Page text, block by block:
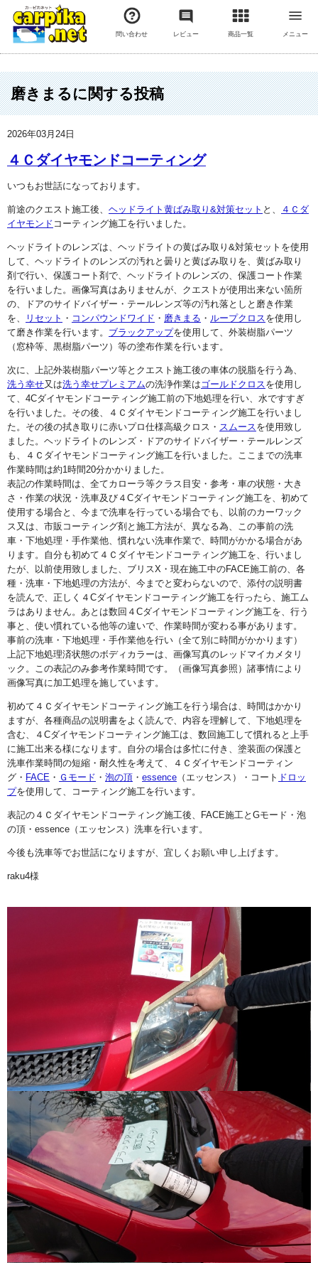
問い合わせ レビュー 商品一覧 メニュー
磨きまるに関する投稿
2026年03月24日
４Ｃダイヤモンドコーティング
いつもお世話になっております。
前途のクエスト施工後、 ヘッドライト黄ばみ取り&対策セット と、
４Ｃダ
イヤモンド コーティング施工を行いました。
ヘッドライトのレンズは、ヘッドライトの黄ばみ取り&対策セットを使用
して、ヘッドライトのレンズの汚れと曇りと黄ばみ取りを、黄ばみ取り
剤で行い、保護コート剤で、ヘッドライトのレンズの、保護コート作業
を行いました。画像写真はありませんが、クエストが使用出来ない箇所
の、ドアのサイドバイザー・テールレンズ等の汚れ落としと磨き作業
を、
リセット ・ コンパウンドワイド ・ 磨きまる ・ ループクロス を使用し
て磨き作業を行います。 ブラックアップを使用して、外装樹脂パーツ
（窓枠等、黒樹脂パーツ）等の塗布作業を行います。
次に、上記外装樹脂パーツ等とクエスト施工後の車体の脱脂を行う為、
洗う幸せ又は洗う幸せプレミアムの洗浄作業は ゴールドクロス を使用し
て、4Cダイヤモンドコーティング施工前の下地処理を行い、水ですすぎ
を行いました。その後、４Ｃダイヤモンドコーティング施工を行いまし
た。その後の拭き取りに赤いプロ仕様高級クロス・ スムース を使用致し
ました。ヘッドライトのレンズ・ドアのサイドバイザー・テールレンズ
も、４Ｃダイヤモンドコーティング施工を行いました。ここまでの洗車
作業時間は約1時間20分かかりました。
表記の作業時間は、全てカローラ等クラス目安・参考・車の状態・大き
さ・作業の状況・洗車及び４Cダイヤモンドコーティング施工を、初めて
使用する場合と、今まで洗車を行っている場合でも、以前のカーワック
ス又は、市販コーティング剤と施工方法が、異なる為、この事前の洗
車・下地処理・手作業他、慣れない洗車作業で、時間がかかる場合があ
ります。自分も初めて４Ｃダイヤモンドコーティング施工を、行いまし
たが、以前使用致しました、ブリスX・現在施工中のFACE施工前の、各
種・洗車・下地処理の方法が、今までと変わらないので、添付の説明書
を読んで、正しく４Cダイヤモンドコーティング施工を行ったら、施工ム
ラはありません。あとは数回４Cダイヤモンドコーティング施工を、行う
事と、使い慣れている他等の違いで、作業時間が変わる事があります。
事前の洗車・下地処理・手作業他を行い（全て別に時間がかかります）
上記下地処理済状態のボディカラーは、画像写真のレッドマイカメタリ
ック。この表記のみ参考作業時間です。（画像写真参照）諸事情により
画像写真に加工処理を施しています。
初めて４Ｃダイヤモンドコーティング施工を行う場合は、時間はかかり
ますが、各種商品の説明書をよく読んで、内容を理解して、下地処理を
含む、４Cダイヤモンドコーティング施工は、数回施工して慣れると上手
に施工出来る様になります。自分の場合は多忙に付き、塗装面の保護と
洗車作業時間の短縮・耐久性を考えて、４Ｃダイヤモンドコーティン
グ・ FACE ・ Ｇモード ・ 泡の頂 ・ essence （エッセンス）・コート ドロッ
プを使用して、コーティング施工を行います。
表記の４Ｃダイヤモンドコーティング施工後、FACE施工とGモード・泡
の頂・essence（エッセンス）洗車を行います。
今後も洗車等でお世話になりますが、宜しくお願い申し上げます。
raku4様